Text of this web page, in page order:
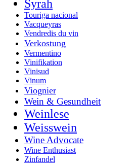
Syrah
Touriga nacional
Vacqueyras
Vendredis du vin
Verkostung
Vermentino
Vinifikation
Vinisud
Vinum
Viognier
Wein & Gesundheit
Weinlese
Weisswein
Wine Advocate
Wine Enthusiast
Zinfandel